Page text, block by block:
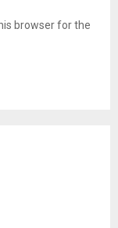
browser for the